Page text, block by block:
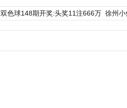
双色球148期开奖:头奖11注666万 徐州